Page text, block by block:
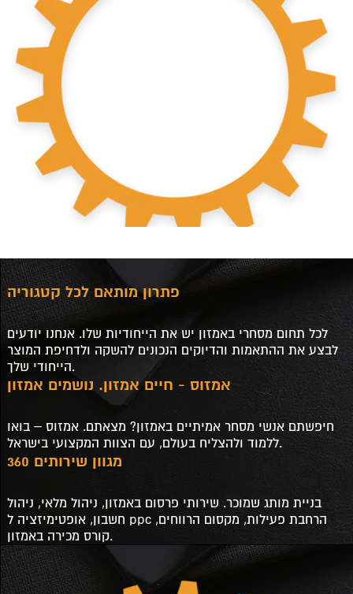
פתרון מותאם לכל קטגוריה
לכל תחום מסחרי באמזון יש את הייחודיות שלו. אנחנו יודעים
לבצע את ההתאמות והדיוקים הנכונים להשקה ולדחיפת המוצר
הייחודי שלך.
אמזוס - חיים אמזון. נושמים אמזון
חיפשתם אנשי מסחר אמיתיים באמזון? מצאתם. אמזוס – בואו
ללמוד ולהצליח בעולם, עם הצוות המקצועי בישראל.
מגוון שירותים 360
בניית מותג שמוכר. שירותי פרסום באמזון, ניהול מלאי, ניהול
חשבון, אופטימיזציה ל ppc הרחבת פעילות, מקסום הרווחים,
קורס מכירה באמזון.